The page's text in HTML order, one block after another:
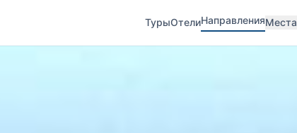
ТурыОтелиНаправленияМеста